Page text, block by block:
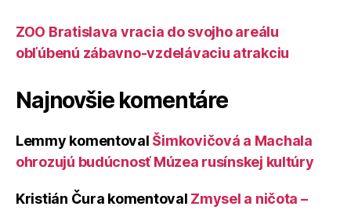
ZOO Bratislava vracia do svojho areálu
obľúbenú zábavno-vzdelávaciu atrakciu
Najnovšie komentáre
Lemmy komentoval Šimkovičová a Machala
ohrozujú budúcnosť Múzea rusínskej kultúry
Kristián Čura komentoval Zmysel a ničota –